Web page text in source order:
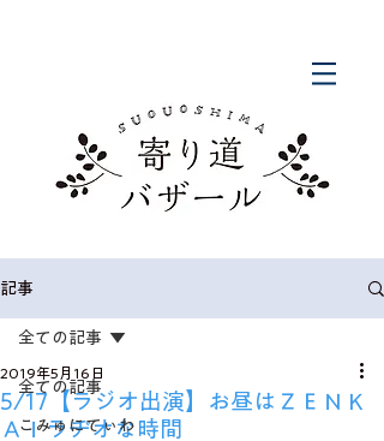
記事
全ての記事
こみゅにてぃわ
全ての記事
5/17【ラジオ出演】お昼はＺＥＮＫ
ＡＩラヂオな時間
2019年5月16日